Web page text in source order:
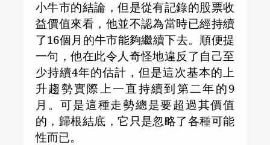
小牛市的結論，但是從有記錄的股票收
益價值來看，他並不認為當時已經持續
了16個月的牛市能夠繼續下去。順便提
一句，他在此令人奇怪地違反了自己至
少持續4年的估計，但是這次基本的上
升趨勢實際上一直持續到第二年的9
月。可是這種走勢總是要超過其價值
的，歸根結底，它只是忽略了各種可能
性而已。